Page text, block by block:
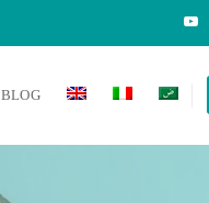
BLOG